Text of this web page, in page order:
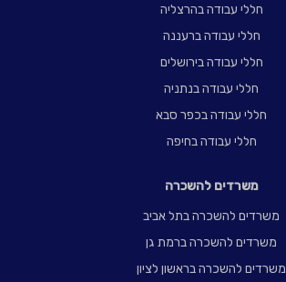
חללי עבודה בהרצליה
חללי עבודה ברעננה
חללי עבודה בירושלים
חללי עבודה בנתניה
חללי עבודה בכפר סבא
חללי עבודה בחיפה
משרדים להשכרה
משרדים להשכרה בתל אביב
משרדים להשכרה ברמת גן
משרדים להשכרה בראשון לציון